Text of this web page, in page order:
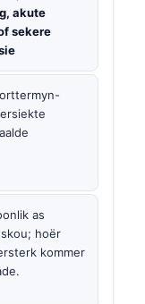
akute
sekere
as
hoër
kommer